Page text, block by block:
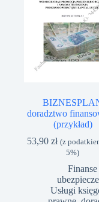
doradztwo
(przykład)
53,90zł (z
5%)
Finanse
Usługi